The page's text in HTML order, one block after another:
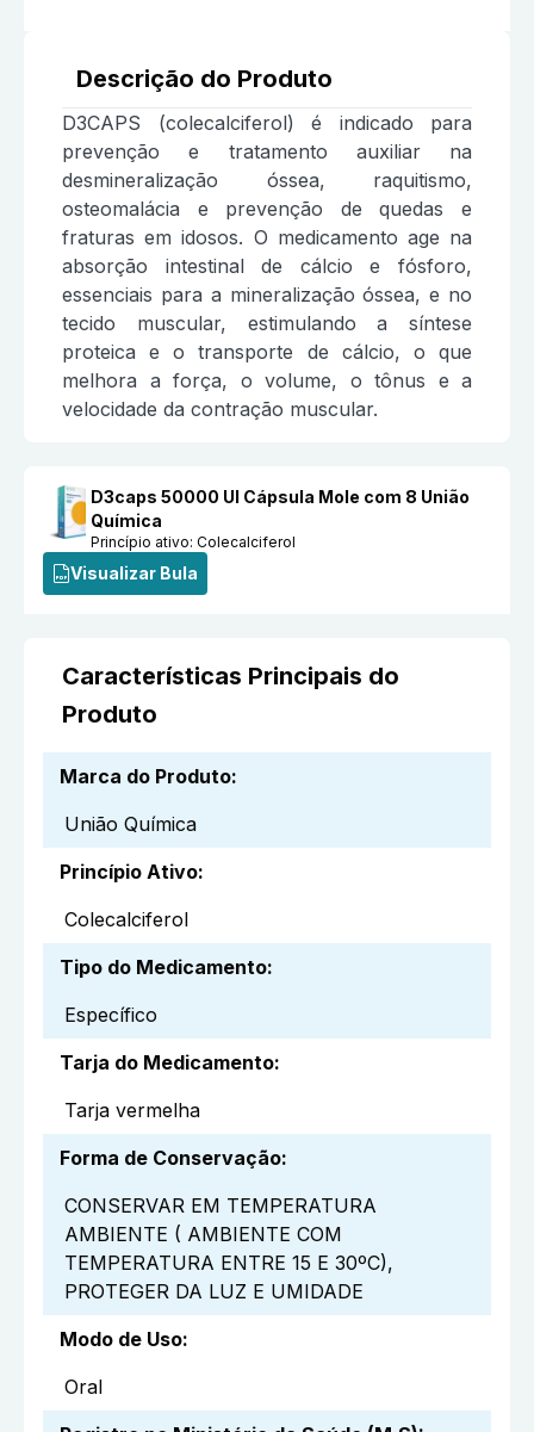
Descrição do Produto
D3CAPS (colecalciferol) é indicado para
prevenção e tratamento auxiliar na
desmineralização óssea, raquitismo,
osteomalácia e prevenção de quedas e
fraturas em idosos. O medicamento age na
absorção intestinal de cálcio e fósforo,
essenciais para a mineralização óssea, e no
tecido muscular, estimulando a síntese
proteica e o transporte de cálcio, o que
melhora a força, o volume, o tônus e a
velocidade da contração muscular.
D3caps 50000 UI Cápsula Mole com 8 União
Química
Princípio ativo:Colecalciferol
Visualizar Bula
Características Principais do
Produto
Marca do Produto:
União Química
Princípio Ativo:
Colecalciferol
Tipo do Medicamento:
Específico
Tarja do Medicamento:
Tarja vermelha
Forma de Conservação:
CONSERVAR EM TEMPERATURA
AMBIENTE ( AMBIENTE COM
TEMPERATURA ENTRE 15 E 30ºC),
PROTEGER DA LUZ E UMIDADE
Modo de Uso:
Oral